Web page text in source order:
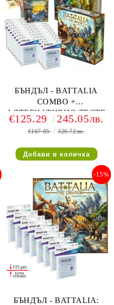
БЪНДЪЛ - BATTALIA
COMBO +
АЛТЕРНАТИВНО ТЕСТЕ
+ ПРОТЕКТОРИ (16 UG
SUPREME)
€125.29 245.05лв.
€167.05 326.72лв.
БЪНДЪЛ - BATTALIA:
-15%